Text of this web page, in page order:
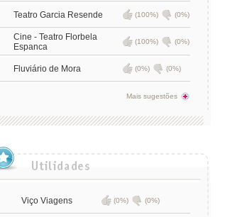
Teatro Garcia Resende (100%) (0%)
Cine - Teatro Florbela
Espanca
(100%) (0%)
Fluviário de Mora (0%) (0%)
Mais sugestões
Viço Viagens (0%) (0%)